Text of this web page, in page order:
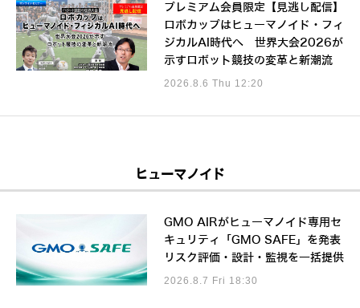
プレミアム会員限定【見逃し配信】
ロボカップはヒューマノイド・フィ
ジカルAI時代へ 世界大会2026が
示すロボット競技の変革と新潮流
2026.8.6 Thu 12:20
ヒューマノイド
GMO AIRがヒューマノイド専用セ
キュリティ「GMO SAFE」を発表
リスク評価・設計・監視を一括提供
2026.8.7 Fri 18:30